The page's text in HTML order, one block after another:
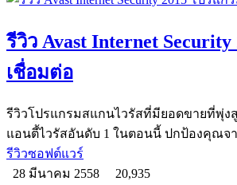
รีวิว Avast Internet
เชื่อมต่อ
รีวิวโปรแกรมสแกนไวรัสที่มียอดขายที่พุ่งสู
แอนตี้ไวรัสอันดับ 1 ในตอนนี้ ปกป้องคุณจ
รีวิวซอฟต์แวร์
28 มีนาคม 2558
20,935